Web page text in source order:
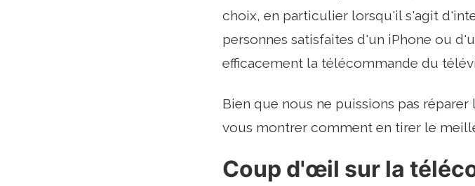
choix, en particulier lorsqu'il s'agit
personnes satisfaites d'un iPhone ou
efficacement la télécommande du
Bien que nous ne puissions pas
vous montrer comment en tirer le
Coup d'œil sur la